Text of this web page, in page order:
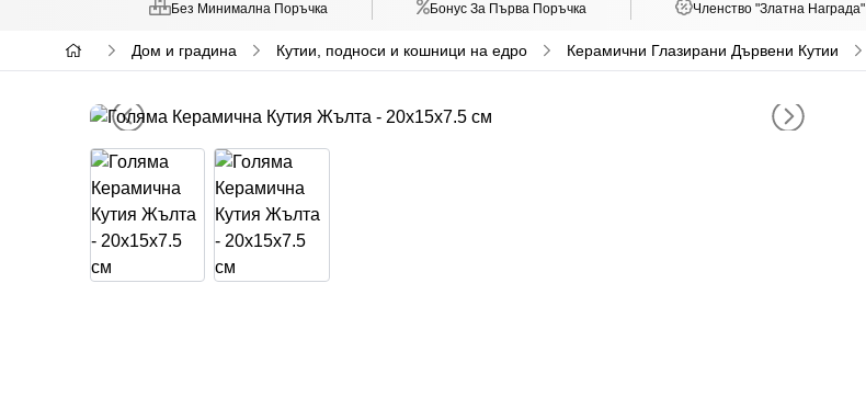
Без Минимална Поръчка Бонус За Първа Поръчка Членство "Златна Награда"
Дом и градина Кутии, подноси и кошници на едро Керамични Глазирани Дървени Кутии